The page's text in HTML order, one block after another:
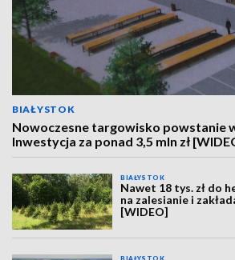
BIAŁYSTOK
Nowoczesne targowisko powstanie
Inwestycja za ponad 3,5 mln zł
BIAŁYSTOK
Nawet 18 tys. zł do
na zalesianie i
[WIDEO]